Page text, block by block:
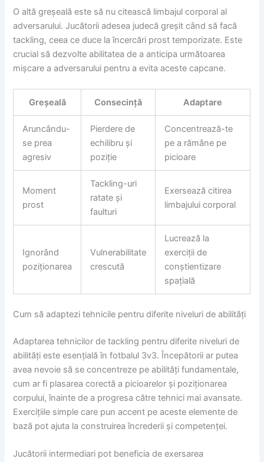
O altă greșeală este să nu citească limbajul corporal al
adversarului. Jucătorii adesea judecă greșit când să facă
tackling, ceea ce duce la încercări prost temporizate. Este
crucial să dezvolte abilitatea de a anticipa următoarea
mișcare a adversarului pentru a evita aceste capcane.
Greșeală Consecință Adaptare
Aruncându-
se prea
agresiv
Pierdere de
echilibru și
poziție
Concentrează-te
pe a rămâne pe
picioare
Moment
prost
Tackling-uri
ratate și
faulturi
Exersează citirea
limbajului corporal
Ignorând
poziționarea
Vulnerabilitate
crescută
Lucrează la
exerciții de
conștientizare
spațială
Cum să adaptezi tehnicile pentru diferite niveluri de abilități
Adaptarea tehnicilor de tackling pentru diferite niveluri de
abilități este esențială în fotbalul 3v3. Începătorii ar putea
avea nevoie să se concentreze pe abilități fundamentale,
cum ar fi plasarea corectă a picioarelor și poziționarea
corpului, înainte de a progresa către tehnici mai avansate.
Exercițiile simple care pun accent pe aceste elemente de
bază pot ajuta la construirea încrederii și competenței.
Jucătorii intermediari pot beneficia de exersarea